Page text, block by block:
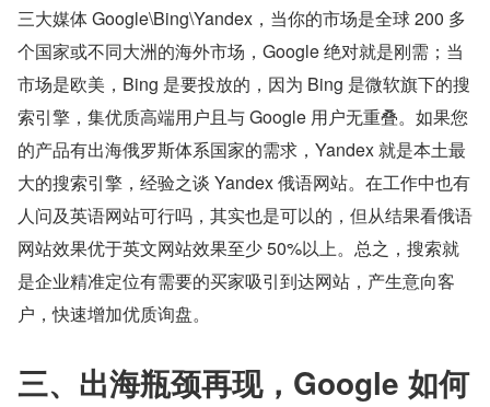
三大媒体 Google\Bing\Yandex，当你的市场是全球 200 多
个国家或不同大洲的海外市场，Google 绝对就是刚需；当
市场是欧美，Bing 是要投放的，因为 Bing 是微软旗下的搜
索引擎，集优质高端用户且与 Google 用户无重叠。如果您
的产品有出海俄罗斯体系国家的需求，Yandex 就是本土最
大的搜索引擎，经验之谈 Yandex 俄语网站。在工作中也有
人问及英语网站可行吗，其实也是可以的，但从结果看俄语
网站效果优于英文网站效果至少 50%以上。总之，搜索就
是企业精准定位有需要的买家吸引到达网站，产生意向客
户，快速增加优质询盘。
三、出海瓶颈再现，Google 如何